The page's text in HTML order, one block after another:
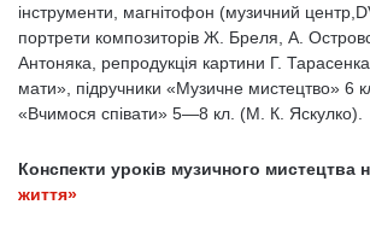
інструменти, магнітофон (музичний
портрети композиторів Ж. Бреля, А.
Антоняка, репродукція картини Г.
мати», підручники «Музичне мистецтво» 6
«Вчимося співати» 5—8 кл. (М. К. Яскулко).
Конспекти уроків музичного мистецтва
життя»